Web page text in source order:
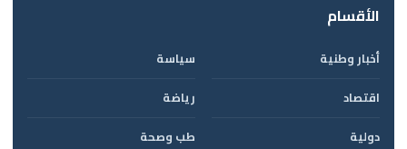
الأقسام
أخبار وطنية
سياسة
اقتصاد
رياضة
دولية
طب وصحة